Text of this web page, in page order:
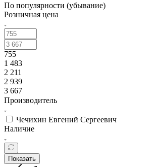
По популярности (убывание)
Розничная цена
755
1 483
2 211
2 939
3 667
Производитель
Чечихин Евгений Сергеевич
Наличие
Показать